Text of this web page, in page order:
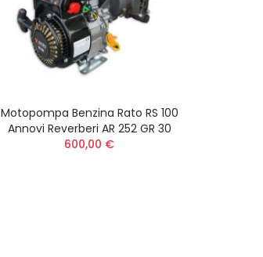
Motopompa Benzina Rato RS 100
Annovi Reverberi AR 252 GR 30
600,00 €